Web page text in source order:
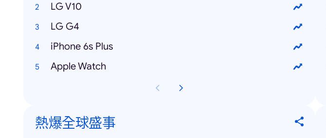
LG V10
LG G4
iPhone 6s Plus
Apple Watch
熱爆全球盛事